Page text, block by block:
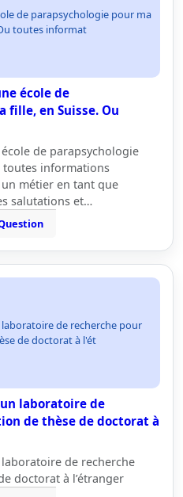
de parapsychologie pour ma
toutes informat
école de
fille, en Suisse. Ou
de parapsychologie
toutes informations
métier en tant que
salutations et…
de recherche pour
de doctorat à l'ét
laboratoire de
de thèse de doctorat à
de recherche
doctorat à l’étranger